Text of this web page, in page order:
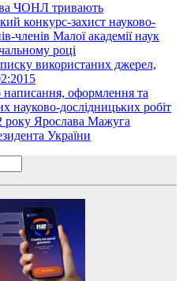
ЧОНЛ тривають
конкурс-захист науково-
членів Малої академії наук
році
використаних джерел,
оформлення та
науково-дослідницьких робіт
Ярослава Мажуга
України